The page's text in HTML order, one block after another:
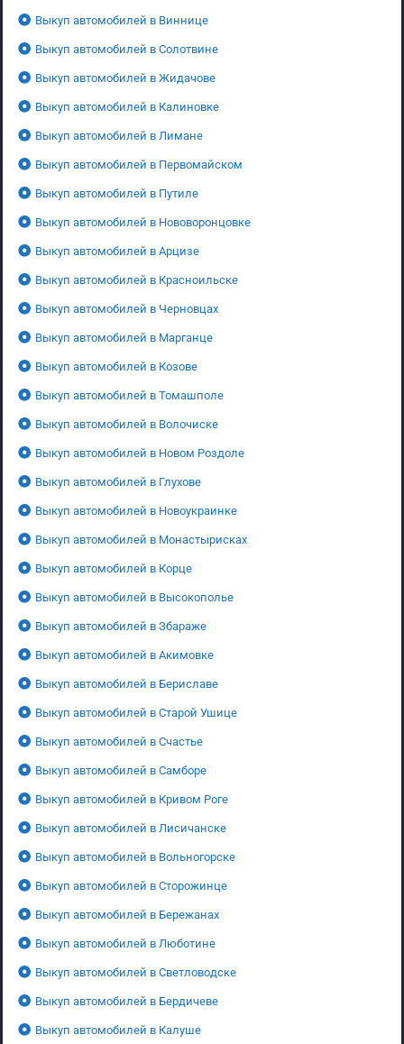
Выкуп автомобилей в Виннице
Выкуп автомобилей в Солотвине
Выкуп автомобилей в Жидачове
Выкуп автомобилей в Калиновке
Выкуп автомобилей в Лимане
Выкуп автомобилей в Первомайском
Выкуп автомобилей в Путиле
Выкуп автомобилей в Нововоронцовке
Выкуп автомобилей в Арцизе
Выкуп автомобилей в Красноильске
Выкуп автомобилей в Черновцах
Выкуп автомобилей в Марганце
Выкуп автомобилей в Козове
Выкуп автомобилей в Томашполе
Выкуп автомобилей в Волочиске
Выкуп автомобилей в Новом Роздоле
Выкуп автомобилей в Глухове
Выкуп автомобилей в Новоукраинке
Выкуп автомобилей в Монастырисках
Выкуп автомобилей в Корце
Выкуп автомобилей в Высокополье
Выкуп автомобилей в Збараже
Выкуп автомобилей в Акимовке
Выкуп автомобилей в Бериславе
Выкуп автомобилей в Старой Ушице
Выкуп автомобилей в Счастье
Выкуп автомобилей в Самборе
Выкуп автомобилей в Кривом Роге
Выкуп автомобилей в Лисичанске
Выкуп автомобилей в Вольногорске
Выкуп автомобилей в Сторожинце
Выкуп автомобилей в Бережанах
Выкуп автомобилей в Люботине
Выкуп автомобилей в Светловодске
Выкуп автомобилей в Бердичеве
Выкуп автомобилей в Калуше